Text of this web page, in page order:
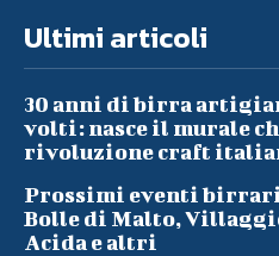
Ultimi articoli
30 anni di birra
volti: nasce il murale
rivoluzione craft
Prossimi eventi
Bolle di Malto,
Acida e altri